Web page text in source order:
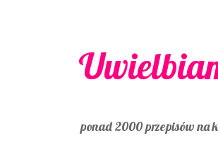
ponad 2000 przepisów na